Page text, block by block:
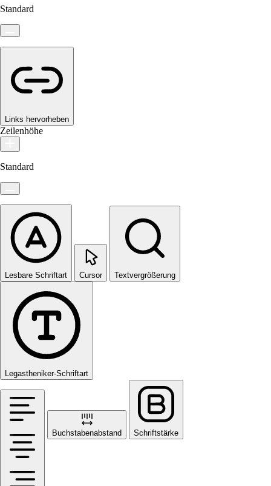
Standard
Links hervorheben
Zeilenhöhe
Standard
Lesbare Schriftart Cursor Textvergrößerung
Legastheniker-Schriftart
Buchstabenabstand Schriftstärke